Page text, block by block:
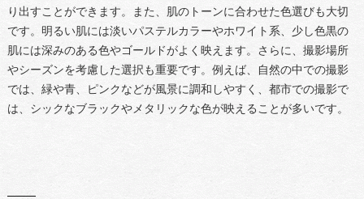
り出すことができます。また、肌のトーンに合わせた色選びも大切
です。明るい肌には淡いパステルカラーやホワイト系、少し色黒の
肌には深みのある色やゴールドがよく映えます。さらに、撮影場所
やシーズンを考慮した選択も重要です。例えば、自然の中での撮影
では、緑や青、ピンクなどが風景に調和しやすく、都市での撮影で
は、シックなブラックやメタリックな色が映えることが多いです。